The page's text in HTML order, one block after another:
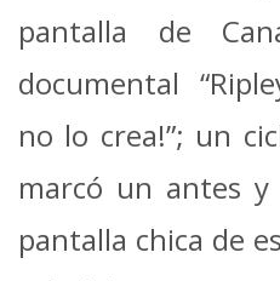
pantalla de
documental
no lo crea!”; un
marcó un antes
pantalla chica de